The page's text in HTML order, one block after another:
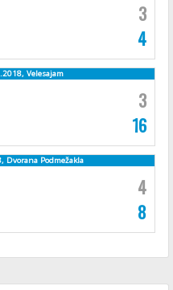
3
4
Velesajam
3
16
Dvorana Podmežakla
4
8